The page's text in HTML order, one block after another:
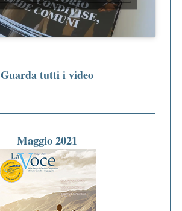
Guarda tutti i video
Maggio 2021